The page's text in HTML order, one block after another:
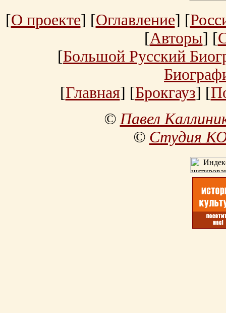
[О проекте] [Оглавление] [
[Авторы] [
[Большой Русский
[Главная] [Брокгауз] [
©Павел
© Студия